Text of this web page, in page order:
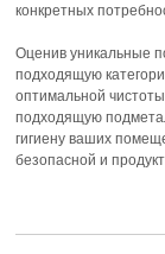
конкретных
Оценив уникальные
подходящую
оптимальной
подходящую
гигиену ваших
безопасной и